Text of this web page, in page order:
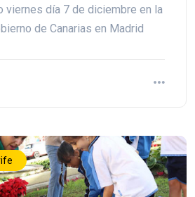
viernes día 7 de diciembre en la
de Canarias en Madrid